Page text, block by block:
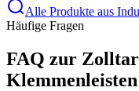
Alle Produkte aus
Häufige Fragen
FAQ zur
Klemmenleisten